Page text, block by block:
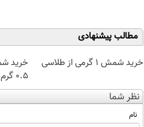
مطالب پیشنهادی
خرید شمش 1 گرمی از طلاسی
خرید
۰.۵ گرم تا ۱۰ گرم
نظر شما
نام